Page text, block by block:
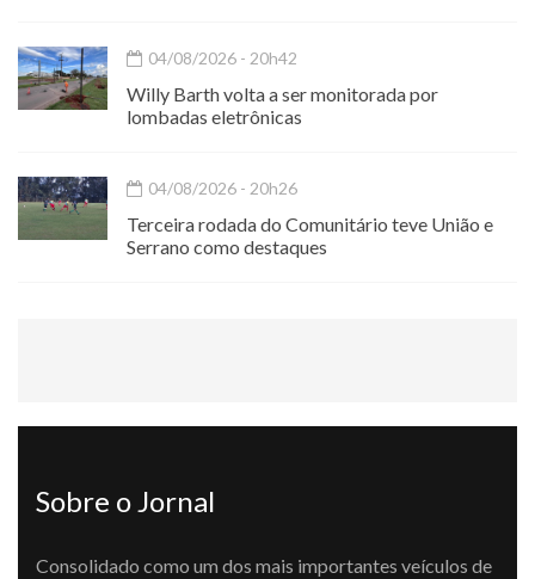
04/08/2026 - 20h42
Willy Barth volta a ser monitorada por
lombadas eletrônicas
04/08/2026 - 20h26
Terceira rodada do Comunitário teve União e
Serrano como destaques
Sobre o Jornal
Consolidado como um dos mais importantes veículos de